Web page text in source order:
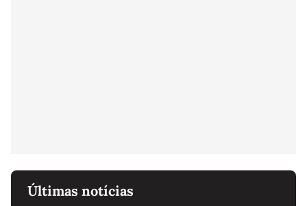
Últimas notícias